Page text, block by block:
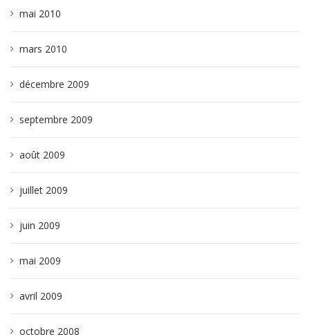
mai 2010
mars 2010
décembre 2009
septembre 2009
août 2009
juillet 2009
juin 2009
mai 2009
avril 2009
octobre 2008